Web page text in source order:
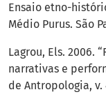
Ensaio etno-
Médio Purus. São
Lagrou, Els. 2006.
narrativas e
de Antropologia, v.